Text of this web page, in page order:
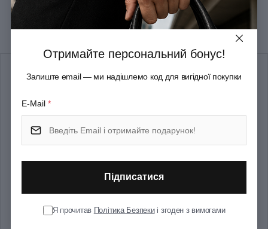
Група SwissClassic Paring
Серійний
Країна збірки
Термін гарантії
Рекомендуємо купити разом
Отримайте персональний бонус!
Залиште email — ми надішлемо код для вигідної покупки
E-Mail *
Підписатися
Я прочитав Політика Безпекиі згоден з вимогами